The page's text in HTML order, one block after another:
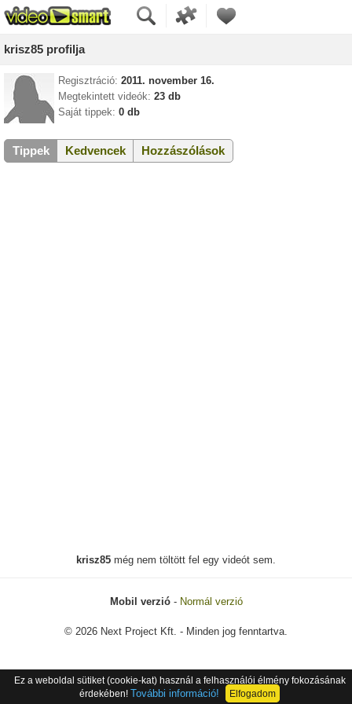
krisz85 profilja
Regisztráció: 2011. november 16.
Megtekintett videók: 23 db
Saját tippek: 0 db
Tippek Kedvencek Hozzászólások
krisz85 még nem töltött fel egy videót sem.
Mobil verzió- Normál verzió
© 2026 Next Project Kft. - Minden jog fenntartva.
Ez a weboldal sütiket (cookie-kat) használ a felhasználói élmény fokozásának
érdekében! További információ! Elfogadom